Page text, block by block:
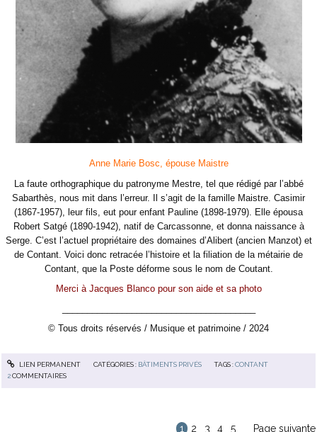
Anne Marie Bosc, épouse Maistre
La faute orthographique du patronyme Mestre, tel que rédigé par l’abbé
Sabarthès, nous mit dans l’erreur. Il s’agit de la famille Maistre. Casimir
(1867-1957), leur fils, eut pour enfant Pauline (1898-1979). Elle épousa
Robert Satgé (1890-1942), natif de Carcassonne, et donna naissance à
Serge. C’est l’actuel propriétaire des domaines d’Alibert (ancien Manzot) et
de Contant. Voici donc retracée l’histoire et la filiation de la métairie de
Contant, que la Poste déforme sous le nom de Coutant.
Merci à Jacques Blanco pour son aide et sa photo
© Tous droits réservés / Musique et patrimoine / 2024
LIEN PERMANENT CATÉGORIES : BÂTIMENTS PRIVÉS TAGS :CONTANT
2COMMENTAIRES
1 2 3 4 5 Page suivante